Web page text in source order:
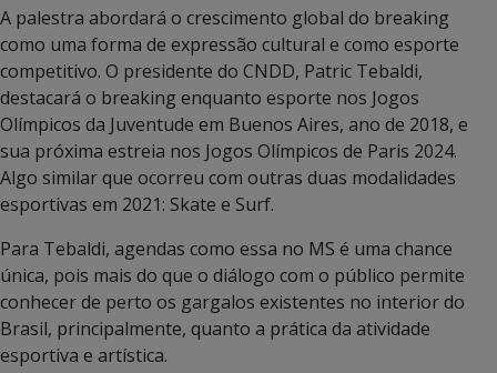
A palestra abordará o crescimento global do breaking
como uma forma de expressão cultural e como esporte
competitivo. O presidente do CNDD, Patric Tebaldi,
destacará o breaking enquanto esporte nos Jogos
Olímpicos da Juventude em Buenos Aires, ano de 2018, e
sua próxima estreia nos Jogos Olímpicos de Paris 2024.
Algo similar que ocorreu com outras duas modalidades
esportivas em 2021: Skate e Surf.
Para Tebaldi, agendas como essa no MS é uma chance
única, pois mais do que o diálogo com o público permite
conhecer de perto os gargalos existentes no interior do
Brasil, principalmente, quanto a prática da atividade
esportiva e artística.